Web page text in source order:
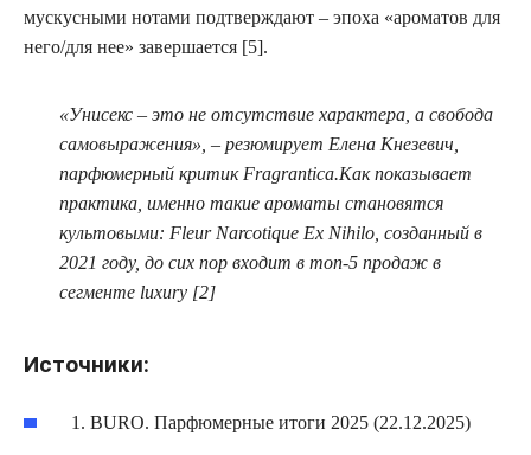
мускусными нотами подтверждают – эпоха «ароматов для
него/для нее» завершается [5].
«Унисекс – это не отсутствие характера, а свобода
самовыражения», – резюмирует Елена Кнезевич,
парфюмерный критик Fragrantica.Как показывает
практика, именно такие ароматы становятся
культовыми: Fleur Narcotique Ex Nihilo, созданный в
2021 году, до сих пор входит в топ-5 продаж в
сегменте luxury [2]
Источники:
1. BURO. Парфюмерные итоги 2025 (22.12.2025)